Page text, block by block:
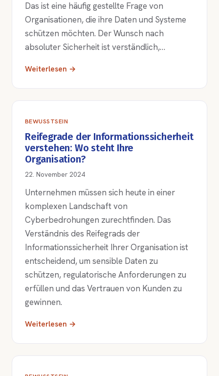
Das ist eine häufig gestellte Frage von
Organisationen, die ihre Daten und Systeme
schützen möchten. Der Wunsch nach
absoluter Sicherheit ist verständlich,…
Weiterlesen →
BEWUSSTSEIN
Reifegrade der Informationssicherheit
verstehen: Wo steht Ihre
Organisation?
22. November 2024
Unternehmen müssen sich heute in einer
komplexen Landschaft von
Cyberbedrohungen zurechtfinden. Das
Verständnis des Reifegrads der
Informationssicherheit Ihrer Organisation ist
entscheidend, um sensible Daten zu
schützen, regulatorische Anforderungen zu
erfüllen und das Vertrauen von Kunden zu
gewinnen.
Weiterlesen →